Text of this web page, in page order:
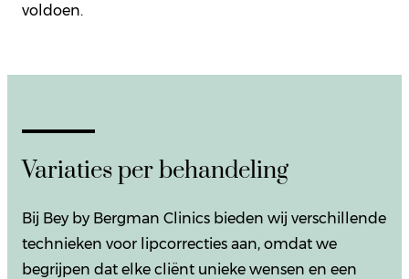
voldoen.
Variaties per behandeling
Bij Bey by Bergman Clinics bieden wij verschillende
technieken voor lipcorrecties aan, omdat we
begrijpen dat elke cliënt unieke wensen en een